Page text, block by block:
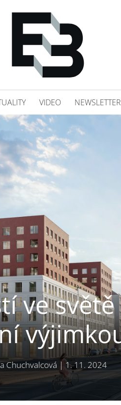
VIDEO NEWSLETTER
ve
Chuchvalcová |1. 11. 2024